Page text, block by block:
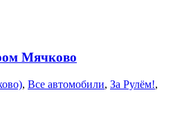
Мячково
, Все автомобили, За Рулём!,